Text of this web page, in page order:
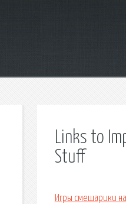
Links to
Stuff
Игры смешарики